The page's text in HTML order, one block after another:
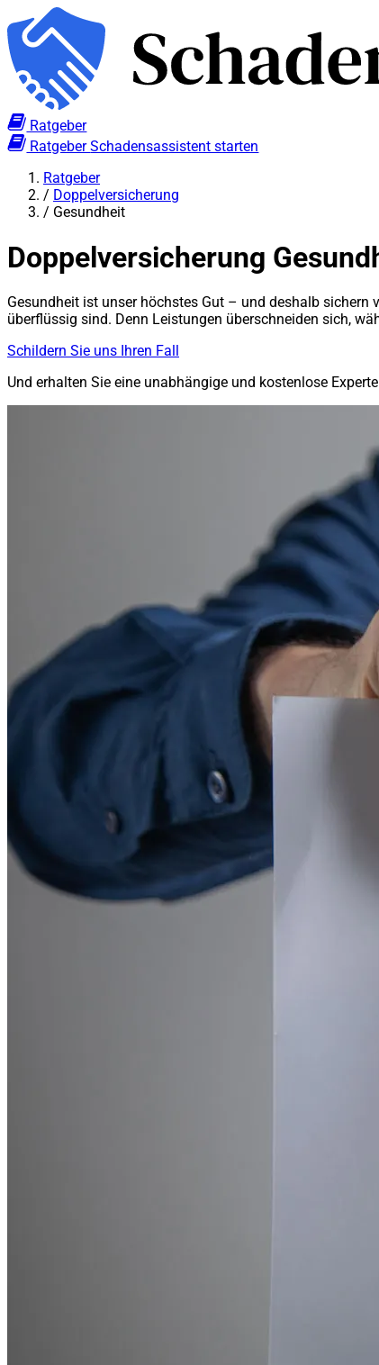
Ratgeber
RatgeberSchadensassistent starten
Ratgeber
/ Doppelversicherung
/ Gesundheit
Doppelversicherung
Gesundheit ist unser höchstes Gut – und deshalb sichern
überflüssig sind. Denn Leistungen überschneiden sich,
Schildern Sie uns Ihren Fall
Und erhalten Sie eine unabhängige und kostenlose